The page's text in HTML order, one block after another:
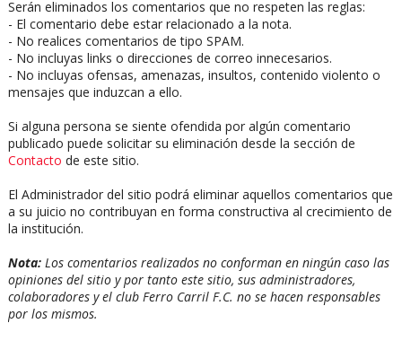
Serán eliminados los comentarios que no respeten las reglas:
- El comentario debe estar relacionado a la nota.
- No realices comentarios de tipo SPAM.
- No incluyas links o direcciones de correo innecesarios.
- No incluyas ofensas, amenazas, insultos, contenido violento o
mensajes que induzcan a ello.
Si alguna persona se siente ofendida por algún comentario
publicado puede solicitar su eliminación desde la sección de
Contacto de este sitio.
El Administrador del sitio podrá eliminar aquellos comentarios que
a su juicio no contribuyan en forma constructiva al crecimiento de
la institución.
Nota:Los comentarios realizados no conforman en ningún caso las
opiniones del sitio y por tanto este sitio, sus administradores,
colaboradores y el club Ferro Carril F.C. no se hacen responsables
por los mismos.